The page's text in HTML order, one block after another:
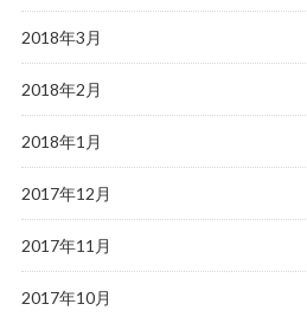
2018年3月
2018年2月
2018年1月
2017年12月
2017年11月
2017年10月